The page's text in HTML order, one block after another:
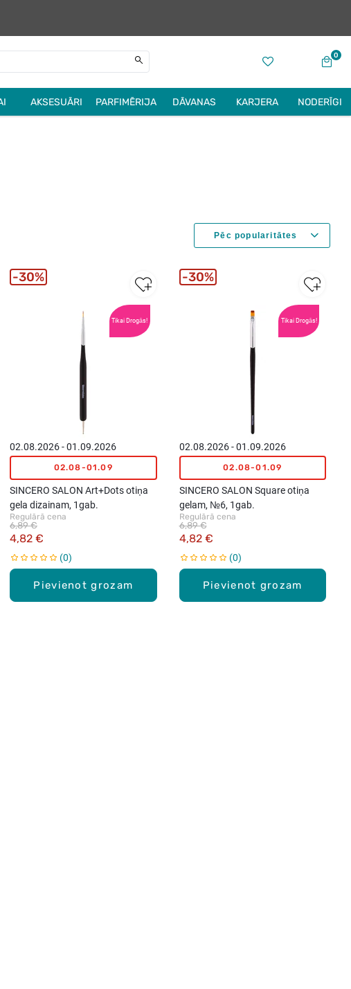
0
AKSESUĀRI PARFIMĒRIJA DĀVANAS KARJERA NODERĪGI
Tikai Drogās!
Pievienot grozam
02.08.2026 - 01.09.2026
02.08-01.09
SINCERO SALON Art+Dots otiņa
gela dizainam, 1gab.
Regulārā cena
4,82 €
6,89 €
0
30%
Tikai Drogās!
Pievienot grozam
02.08.2026 - 01.09.2026
02.08-01.09
SINCERO SALON Square otiņa
gelam, №6, 1gab.
Regulārā cena
4,82 €
6,89 €
0
30%